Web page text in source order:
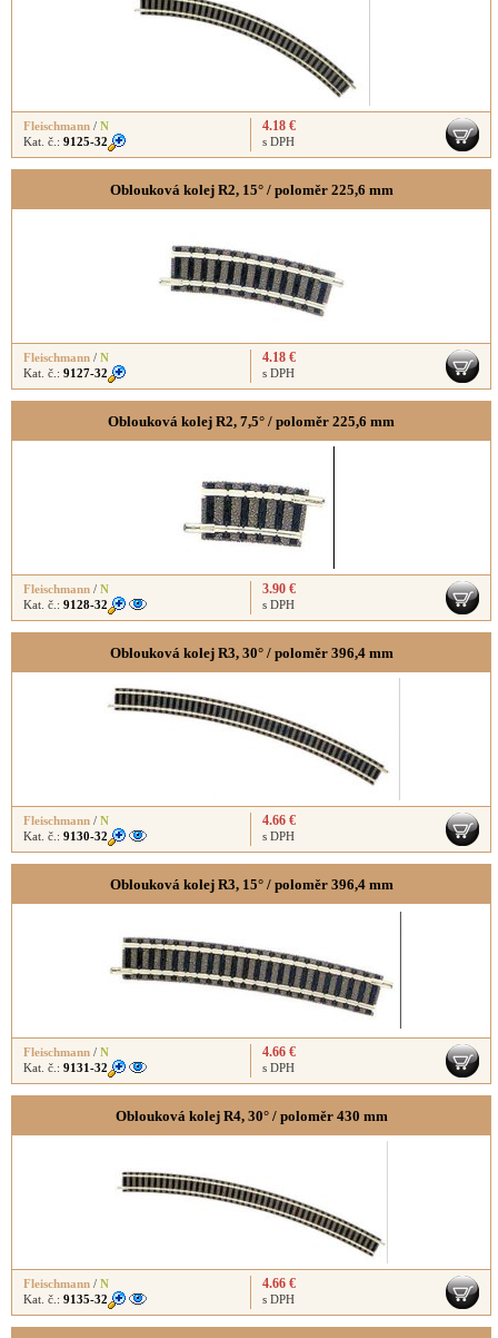
Fleischmann / N
Kat. č.: 9125-32
4.18 €
s DPH
Oblouková kolej R2, 15° / poloměr 225,6 mm
Fleischmann / N
Kat. č.: 9127-32
4.18 €
s DPH
Oblouková kolej R2, 7,5° / poloměr 225,6 mm
Fleischmann / N
Kat. č.: 9128-32
3.90 €
s DPH
Oblouková kolej R3, 30° / poloměr 396,4 mm
Fleischmann / N
Kat. č.: 9130-32
4.66 €
s DPH
Oblouková kolej R3, 15° / poloměr 396,4 mm
Fleischmann / N
Kat. č.: 9131-32
4.66 €
s DPH
Oblouková kolej R4, 30° / poloměr 430 mm
Fleischmann / N
Kat. č.: 9135-32
4.66 €
s DPH